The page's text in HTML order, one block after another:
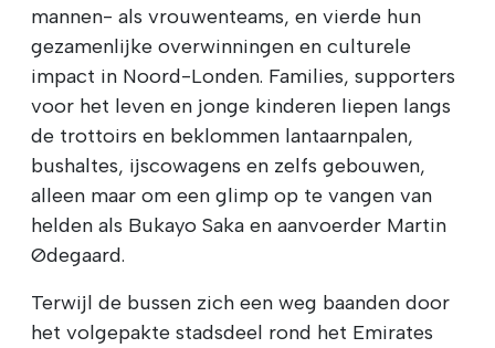
mannen- als vrouwenteams, en vierde hun
gezamenlijke overwinningen en culturele
impact in Noord-Londen. Families, supporters
voor het leven en jonge kinderen liepen langs
de trottoirs en beklommen lantaarnpalen,
bushaltes, ijscowagens en zelfs gebouwen,
alleen maar om een glimp op te vangen van
helden als Bukayo Saka en aanvoerder Martin
Ødegaard.
Terwijl de bussen zich een weg baanden door
het volgepakte stadsdeel rond het Emirates